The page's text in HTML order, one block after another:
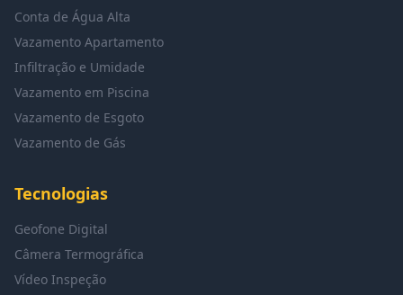
Conta de Água Alta
Vazamento Apartamento
Infiltração e Umidade
Vazamento em Piscina
Vazamento de Esgoto
Vazamento de Gás
Tecnologias
Geofone Digital
Câmera Termográfica
Vídeo Inspeção